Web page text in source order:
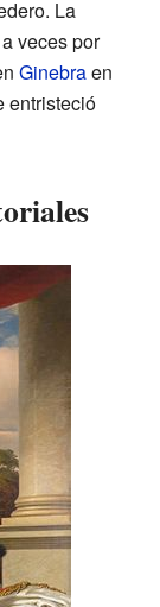
La
veces por
Ginebraen
entristeció